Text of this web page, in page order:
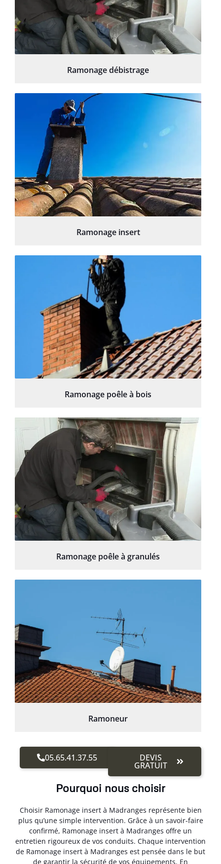
Ramonage débistrage
Ramonage insert
Ramonage poêle à bois
Ramonage poêle à granulés
Ramoneur
05.65.41.37.55 DEVIS
GRATUIT
Pourquoi nous choisir
Choisir Ramonage insert à Madranges représente bien
plus qu’une simple intervention. Grâce à un savoir-faire
confirmé, Ramonage insert à Madranges offre un
entretien rigoureux de vos conduits. Chaque intervention
de Ramonage insert à Madranges est pensée dans le but
de garantir la sécurité de vos équipements. En